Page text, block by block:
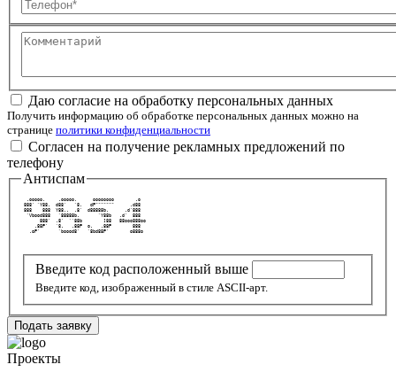
Телефон
Комментарий
Даю согласие на обработку персональных данных
Получить информацию об обработке персональных данных можно на
странице политики конфиденциальности
Согласен на получение рекламных предложений по
телефону
Антиспам
  .ooooo.     .ooooo.      oooooooo        .o
888' `Y88.  d88'   `8.   dP"""""""      .d88
888    888  Y88..  .8'  d88888b.      .d'888
  `Vbood888   `88888b.       `Y88b   .d'  888
       888'  .8'  ``88b        ]88   88ooo888oo
     .88P'   `8.   .88P  o.   .88P        888
   .oP'       `boood8'   `8bd88P'        o888o
Введите код расположенный выше
Введите код, изображенный в стиле ASCII-арт.
Подать заявку
Проекты